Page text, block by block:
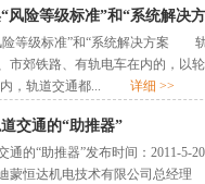
风险等级标准”和“系统解决
险等级标准”和“系统解决方案
市郊铁路、有轨电车在内的，以
内，轨道交通都... 详细 >>
交通的“助推器”
通的“助推器”发布时间：2011-5-
蒙恒达机电技术有限公司总经